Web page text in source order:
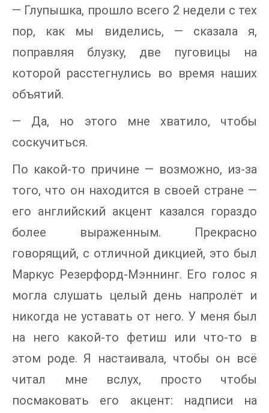
— Глупышка, прошло всего 2 недели с тех
пор, как мы виделись, — сказала я,
поправляя блузку, две пуговицы на
которой расстегнулись во время наших
объятий.
— Да, но этого мне хватило, чтобы
соскучиться.
По какой-то причине — возможно, из-за
того, что он находится в своей стране —
его английский акцент казался гораздо
более выраженным. Прекрасно
говорящий, с отличной дикцией, это был
Маркус Резерфорд-Мэннинг. Его голос я
могла слушать целый день напролёт и
никогда не уставать от него. У меня был
на него какой-то фетиш или что-то в
этом роде. Я настаивала, чтобы он всё
читал мне вслух, просто чтобы
посмаковать его акцент: надписи на